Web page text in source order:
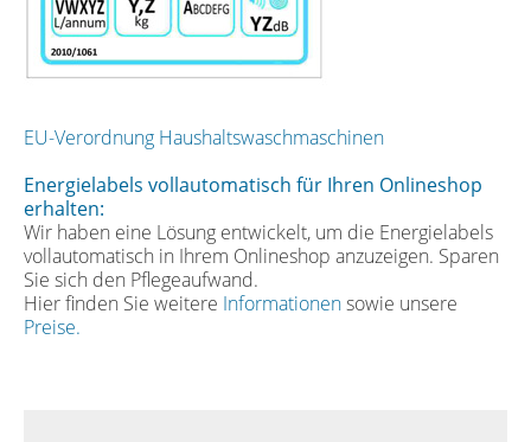
EU-Verordnung Haushaltswaschmaschinen
Energielabels vollautomatisch für Ihren Onlineshop
erhalten:
Wir haben eine Lösung entwickelt, um die Energielabels
vollautomatisch in Ihrem Onlineshop anzuzeigen. Sparen
Sie sich den Pflegeaufwand.
Hier finden Sie weitere Informationensowie unsere
Preise.